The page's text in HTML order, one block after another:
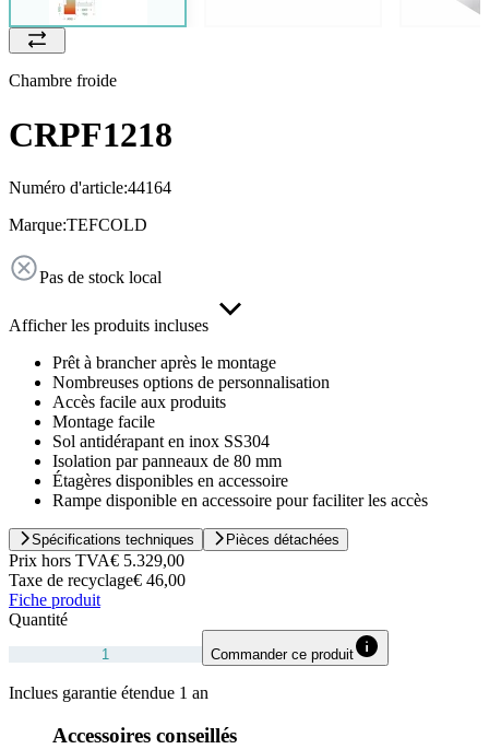
Chambre froide
CRPF1218
Numéro d'article:44164
Marque:TEFCOLD
Pas de stock local
Afficher les produits incluses
Prêt à brancher après le montage
Nombreuses options de personnalisation
Accès facile aux produits
Montage facile
Sol antidérapant en inox SS304
Isolation par panneaux de 80 mm
Étagères disponibles en accessoire
Rampe disponible en accessoire pour faciliter les accès
Spécifications techniques Pièces détachées
Prix hors TVA€ 5.329,00
Taxe de recyclage€ 46,00
Fiche produit
Quantité
Commander ce produit
Inclues garantie étendue 1 an
Accessoires conseillés